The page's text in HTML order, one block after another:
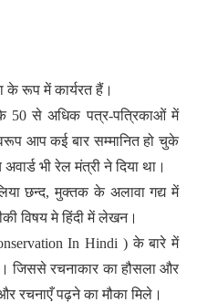
के रूप में कार्यरत हैं।
50 से अधिक पत्र-पत्रिकाओं में
आप कई बार सम्मानित हो चुके
भी रेल मंत्री ने दिया था।
छन्द, मुक्तक के अलावा गद्य में
विषय मे हिंदी में लेखन।
In Hindi ) के बारे में
जिससे रचनाकार का हौसला और
रचनाएँ पढ़ने का मौका मिले।